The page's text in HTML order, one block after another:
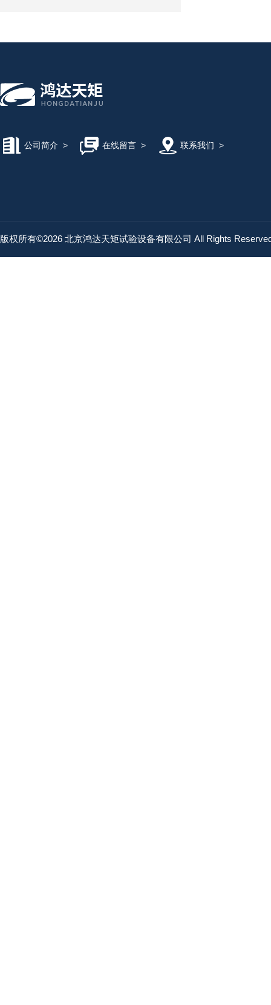
公司简介 > 在线留言> 联系我们 >
版权所有©2026 北京鸿达天矩试验设备有限公司 All Rights